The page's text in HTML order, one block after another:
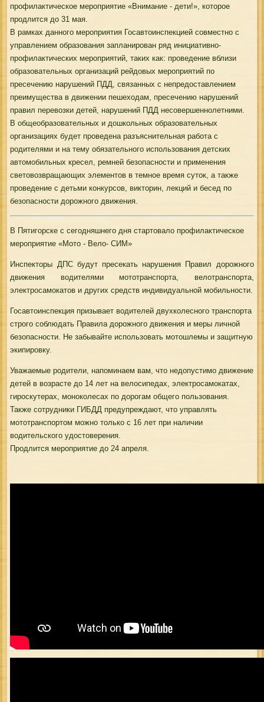
профилактическое мероприятие «Внимание - дети!», которое
продлится до 31 мая.
В рамках данного мероприятия Госавтоинспекцией совместно с
управлением образования запланирован ряд инициативно-
профилактических мероприятий, таких как: проведение вблизи
образовательных организаций рейдовых мероприятий по
пресечению нарушений ПДД, связанных с непредоставлением
преимущества в движении пешеходам, пресечению нарушений
правил перевозки детей, нарушений ПДД несовершеннолетними.
В общеобразовательных и дошкольных образовательных
организациях будет проведена разъяснительная работа с
родителями и на тему обязательного использования детских
автомобильных кресел, ремней безопасности и применения
световозвращающих элементов в темное время суток, а также
проведение с детьми конкурсов, викторин, лекций и бесед по
безопасности дорожного движения.
В Пятигорске с сегодняшнего дня стартовало профилактическое
мероприятие «Мото - Вело- СИМ»
Инспекторы ДПС будут пресекать нарушения Правил дорожного
движения водителями мототранспорта, велотранспорта,
электросамокатов и других средств индивидуальной мобильности.
Госавтоинспекция призывает водителей двухколесного транспорта
строго соблюдать Правила дорожного движения и меры личной
безопасности. Не забывайте использовать мотошлемы и защитную
экипировку.
Уважаемые родители, напоминаем вам, что недопустимо движение
детей в возрасте до 14 лет на велосипедах, электросамокатах,
гироскутерах, моноколесах по дорогам общего пользования.
Также сотрудники ГИБДД предупреждают, что управлять
мототранспортом можно только с 16 лет при наличии
водительского удостоверения.
Продлится мероприятие до 24 апреля.